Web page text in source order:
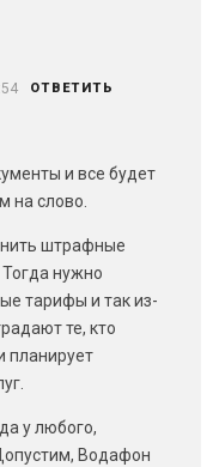
ОТВЕТИТЬ
и все будет
на слово.
штрафные
нужно
тарифы и так из-
те, кто
планирует
у любого,
Водафон